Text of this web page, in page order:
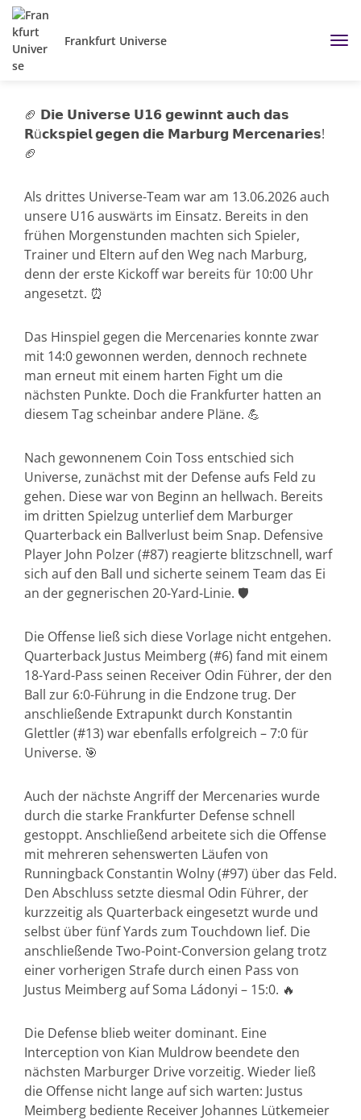
Frankfurt Universe
🏈 𝗗𝗶𝗲 𝗨𝗻𝗶𝘃𝗲𝗿𝘀𝗲 𝗨𝟭𝟲 𝗴𝗲𝘄𝗶𝗻𝗻𝘁 𝗮𝘂𝗰𝗵 𝗱𝗮𝘀
𝗥ü𝗰𝗸𝘀𝗽𝗶𝗲𝗹 𝗴𝗲𝗴𝗲𝗻 𝗱𝗶𝗲 𝗠𝗮𝗿𝗯𝘂𝗿𝗴 𝗠𝗲𝗿𝗰𝗲𝗻𝗮𝗿𝗶𝗲𝘀!
🏈
Als drittes Universe-Team war am 13.06.2026 auch
unsere U16 auswärts im Einsatz. Bereits in den
frühen Morgenstunden machten sich Spieler,
Trainer und Eltern auf den Weg nach Marburg,
denn der erste Kickoff war bereits für 10:00 Uhr
angesetzt. ⏰
Das Hinspiel gegen die Mercenaries konnte zwar
mit 14:0 gewonnen werden, dennoch rechnete
man erneut mit einem harten Fight um die
nächsten Punkte. Doch die Frankfurter hatten an
diesem Tag scheinbar andere Pläne. 💪
Nach gewonnenem Coin Toss entschied sich
Universe, zunächst mit der Defense aufs Feld zu
gehen. Diese war von Beginn an hellwach. Bereits
im dritten Spielzug unterlief dem Marburger
Quarterback ein Ballverlust beim Snap. Defensive
Player John Polzer (#87) reagierte blitzschnell, warf
sich auf den Ball und sicherte seinem Team das Ei
an der gegnerischen 20-Yard-Linie. 🛡️
Die Offense ließ sich diese Vorlage nicht entgehen.
Quarterback Justus Meimberg (#6) fand mit einem
18-Yard-Pass seinen Receiver Odin Führer, der den
Ball zur 6:0-Führung in die Endzone trug. Der
anschließende Extrapunkt durch Konstantin
Glettler (#13) war ebenfalls erfolgreich – 7:0 für
Universe. 🎯
Auch der nächste Angriff der Mercenaries wurde
durch die starke Frankfurter Defense schnell
gestoppt. Anschließend arbeitete sich die Offense
mit mehreren sehenswerten Läufen von
Runningback Constantin Wolny (#97) über das Feld.
Den Abschluss setzte diesmal Odin Führer, der
kurzzeitig als Quarterback eingesetzt wurde und
selbst über fünf Yards zum Touchdown lief. Die
anschließende Two-Point-Conversion gelang trotz
einer vorherigen Strafe durch einen Pass von
Justus Meimberg auf Soma Ládonyi – 15:0. 🔥
Die Defense blieb weiter dominant. Eine
Interception von Kian Muldrow beendete den
nächsten Marburger Drive vorzeitig. Wieder ließ
die Offense nicht lange auf sich warten: Justus
Meimberg bediente Receiver Johannes Lütkemeier